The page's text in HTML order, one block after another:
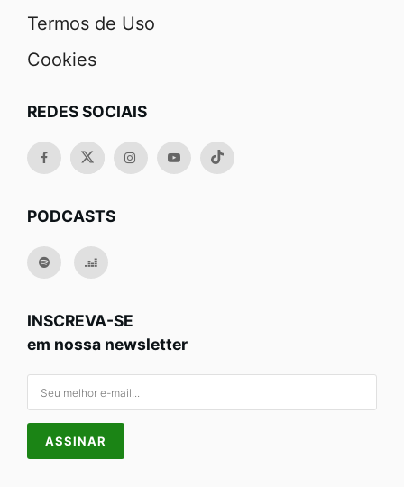
Termos de Uso
Cookies
REDES SOCIAIS
PODCASTS
INSCREVA-SE
em nossa newsletter